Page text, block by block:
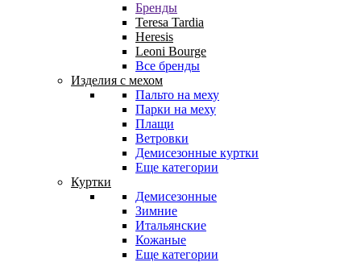
Бренды
Teresa Tardia
Heresis
Leoni Bourge
Все бренды
Изделия с мехом
Пальто на меху
Парки на меху
Плащи
Ветровки
Демисезонные куртки
Еще категории
Куртки
Демисезонные
Зимние
Итальянские
Кожаные
Еще категории